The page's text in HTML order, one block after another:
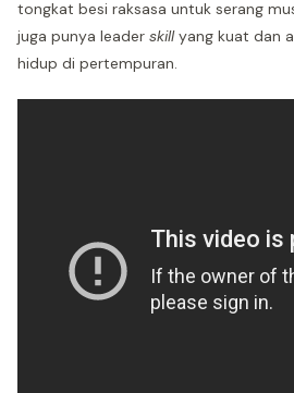
tongkat besi raksasa untuk serang
juga punya leader skillyang kuat dan
hidup di pertempuran.